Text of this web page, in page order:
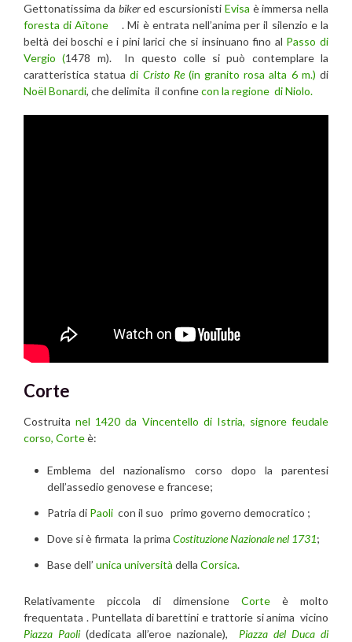
Gettonatissima da bikered escursionisti Evisa è immersa nella
foresta di Aïtone
. Mi è entrata nell’anima per il silenzio e la
beltà dei boschi e i pini larici che si insinuano fino al Passo di
Vergio (1478 m). In questo colle si può contemplare la
caratteristica statuadi Cristo Re(in granito rosa alta 6 m.) di
Noël Bonardi, che delimita il confinecon la regione di Niolo.
Corte
Costruitanel 1420 da Vincentello di Istria, signore feudale
corso, Corteè:
Emblema del nazionalismo corso dopo la parentesi
dell’assedio genovese e francese;
Patria di Paoli con il suo primo governo democratico ;
Dove si è firmata la prima Costituzione Nazionale nel 1731;
Base dell’ unica università della Corsica.
Relativamente piccola di dimensione Corte è molto
frequentata . Puntellata di barettini e trattorie si anima vicino
Piazza Paoli (dedicata all’eroe nazionale), Piazza del Duca di